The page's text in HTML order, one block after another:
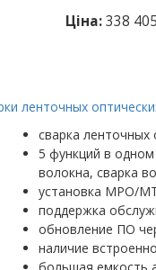
Ціна: 338
ленточных
сварка ленточных
5 функций в одном
волокна, сварка
установка MPO/
поддержка
обновление ПО
наличие